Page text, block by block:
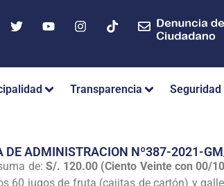
Transparencia Seguridad
DE ADMINISTRACION Nº387-2021-
de: S/. 120.00 (Ciento Veinte con 00/
60 jugos de fruta (cajitas de cartón) y